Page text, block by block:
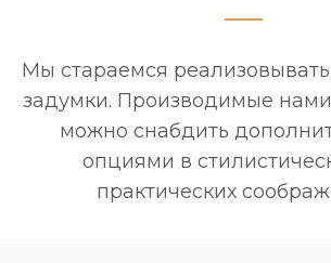
Мы стараемся
задумки. Производимые
можно снабдить
опциями в
практических